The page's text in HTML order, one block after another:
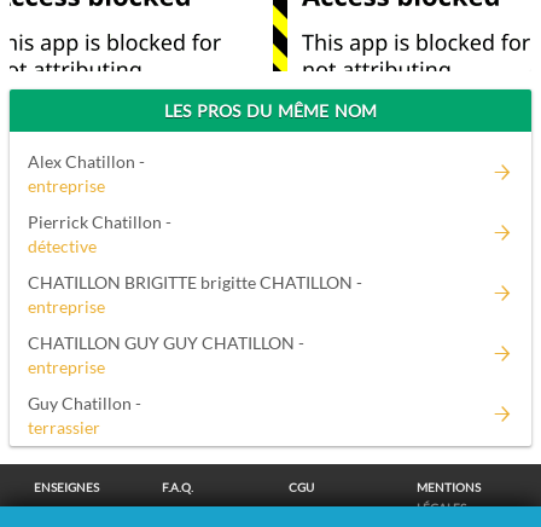
LES PROS DU MÊME NOM
Alex Chatillon -
entreprise
Pierrick Chatillon -
détective
CHATILLON BRIGITTE brigitte CHATILLON -
entreprise
CHATILLON GUY GUY CHATILLON -
entreprise
Guy Chatillon -
terrassier
ENSEIGNES F.A.Q. CGU
MENTIONS
LÉGALES